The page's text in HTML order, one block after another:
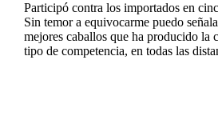
Participó contra los importados en
Sin temor a equivocarme puedo
mejores caballos que ha producido la
tipo de competencia, en todas las